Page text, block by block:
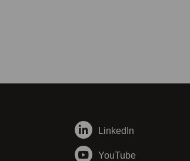
LinkedIn
YouTube